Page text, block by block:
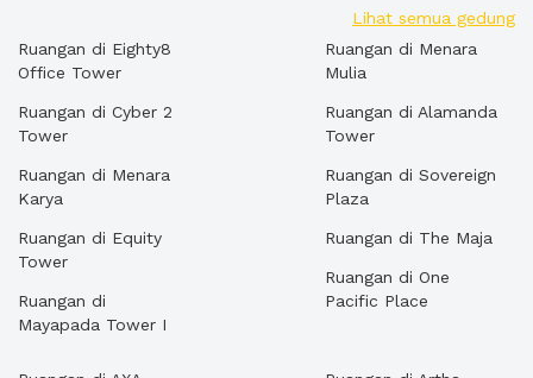
Lihat semua gedung
Ruangan di Eighty8
Office Tower
Ruangan di Cyber 2
Tower
Ruangan di Menara
Karya
Ruangan di Equity
Tower
Ruangan di
Mayapada Tower I
Ruangan di Menara
Mulia
Ruangan di Alamanda
Tower
Ruangan di Sovereign
Plaza
Ruangan di The Maja
Ruangan di One
Pacific Place